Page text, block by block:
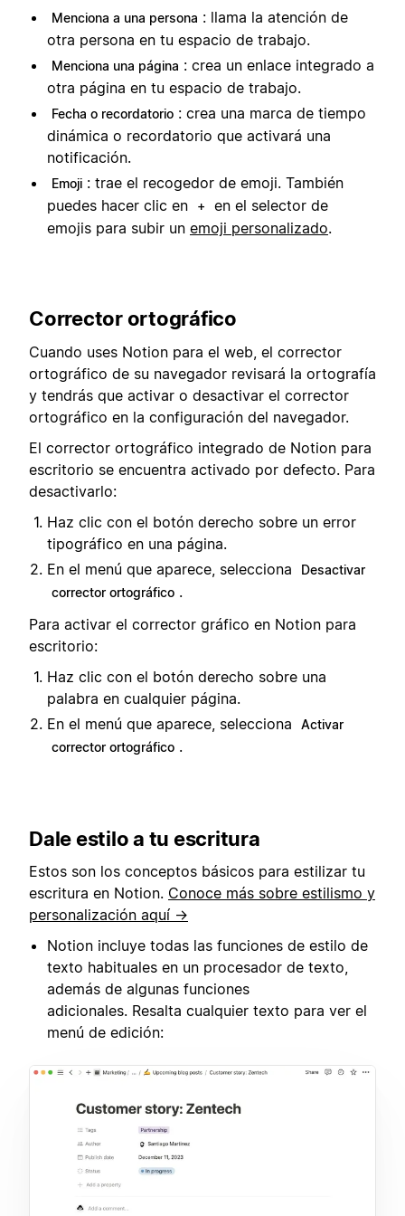
Menciona a una persona : llama la atención de
otra persona en tu espacio de trabajo.
Menciona una página : crea un enlace integrado a
otra página en tu espacio de trabajo.
Fecha o recordatorio : crea una marca de tiempo
dinámica o recordatorio que activará una
notificación.
Emoji : trae el recogedor de emoji. También
puedes hacer clic en
+
en el selector de
emojis para subir un emoji personalizado.
Corrector ortográfico
Cuando uses Notion para el web, el corrector
ortográfico de su navegador revisará la ortografía
y tendrás que activar o desactivar el corrector
ortográfico en la configuración del navegador.
El corrector ortográfico integrado de Notion para
escritorio se encuentra activado por defecto. Para
desactivarlo:
Haz clic con el botón derecho sobre un error
tipográfico en una página.
En el menú que aparece, selecciona
Desactivar
corrector ortográfico .
Para activar el corrector gráfico en Notion para
escritorio:
Haz clic con el botón derecho sobre una
palabra en cualquier página.
En el menú que aparece, selecciona
Activar
corrector ortográfico .
Dale estilo a tu escritura
Estos son los conceptos básicos para estilizar tu
escritura en Notion. Conoce más sobre estilismo y
personalización aquí →
Notion incluye todas las funciones de estilo de
texto habituales en un procesador de texto,
además de algunas funciones
adicionales. Resalta cualquier texto para ver el
menú de edición: